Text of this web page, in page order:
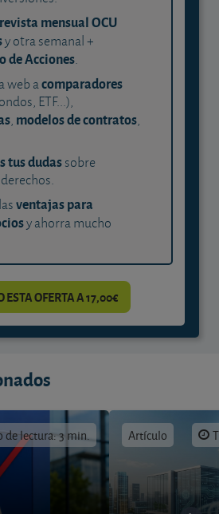
revista mensual OCU
y otra semanal +
de Acciones.
web acomparadores
ETF...),
, modelos de contratos,
tus dudassobre
ventajas para
y ahorra mucho
ESTA OFERTA A 17,00€
de lectura: 3 min. Artículo